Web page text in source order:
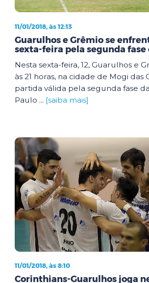
11/01/2018, às 12:13
Guarulhos e Grêmio se
sexta-feira pela segunda fase
Nesta sexta-feira, 12, Guarulhos e
às 21 horas, na cidade de Mogi das
partida válida pela segunda fase
Paulo ... [saiba mais]
11/01/2018, às 8:10
Corinthians-Guarulhos joga